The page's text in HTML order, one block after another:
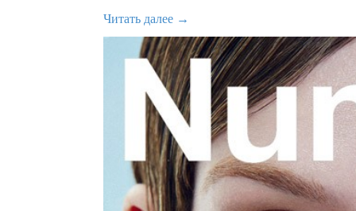
Читать далее →